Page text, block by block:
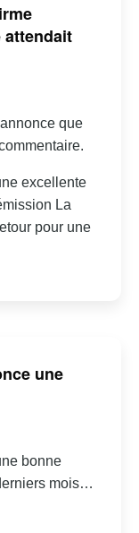
attendait
que
excellente
La
pour une
une
bonne
mois…